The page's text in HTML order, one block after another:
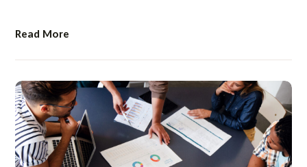
Read More